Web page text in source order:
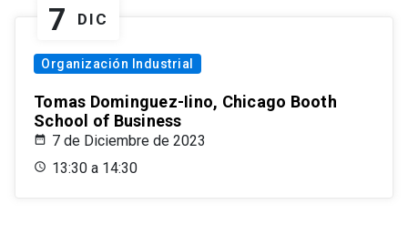
7 DIC
Organización Industrial
Tomas Dominguez-Iino, Chicago Booth
School of Business
7 de Diciembre de 2023
13:30 a 14:30